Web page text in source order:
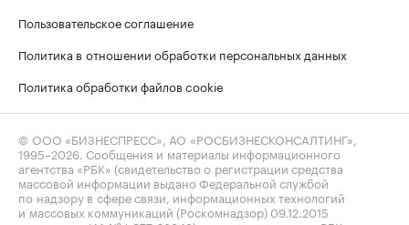
Пользовательское соглашение
Политика в отношении обработки персональных данных
Политика обработки файлов cookie
© ООО «БИЗНЕСПРЕСС», АО «РОСБИЗНЕСКОНСАЛТИНГ»,
1995–2026 . Сообщения и материалы информационного
агентства «РБК» (свидетельство о регистрации средства
массовой информации выдано Федеральной службой
по надзору в сфере связи, информационных технологий
и массовых коммуникаций (Роскомнадзор) 09.12.2015